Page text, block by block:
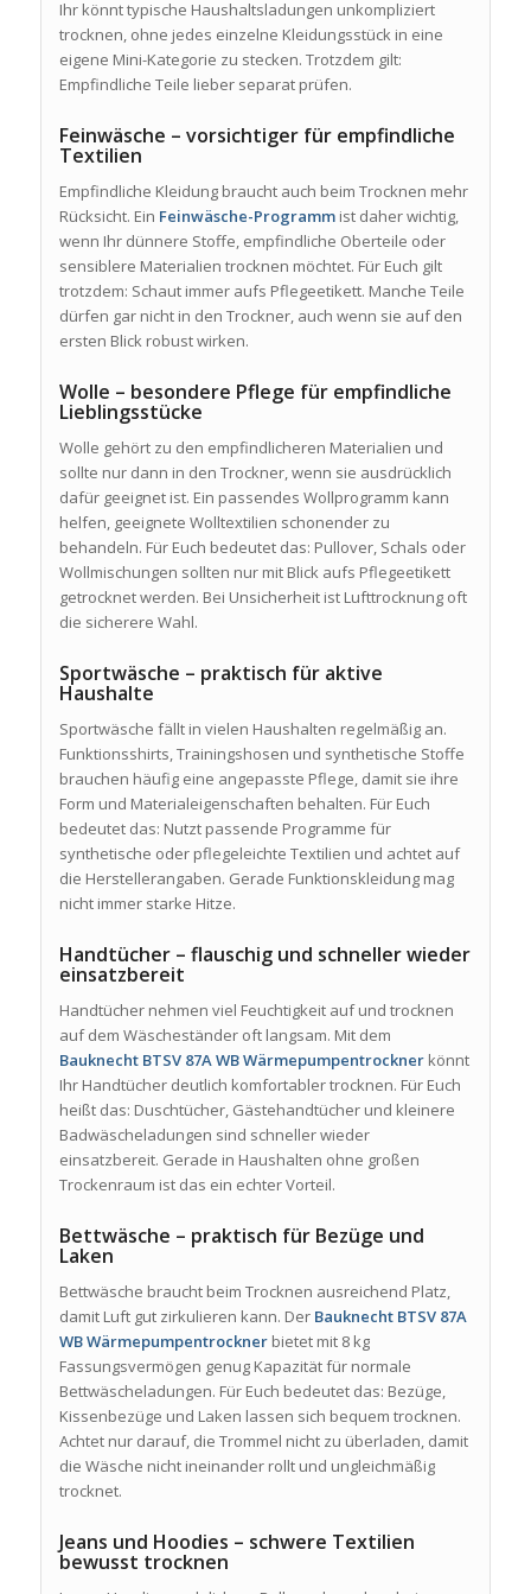
Ihr könnt typische Haushaltsladungen unkompliziert
trocknen, ohne jedes einzelne Kleidungsstück in eine
eigene Mini-Kategorie zu stecken. Trotzdem gilt:
Empfindliche Teile lieber separat prüfen.
Feinwäsche – vorsichtiger für empfindliche
Textilien
Empfindliche Kleidung braucht auch beim Trocknen mehr
Rücksicht. Ein Feinwäsche-Programmist daher wichtig,
wenn Ihr dünnere Stoffe, empfindliche Oberteile oder
sensiblere Materialien trocknen möchtet. Für Euch gilt
trotzdem: Schaut immer aufs Pflegeetikett. Manche Teile
dürfen gar nicht in den Trockner, auch wenn sie auf den
ersten Blick robust wirken.
Wolle – besondere Pflege für empfindliche
Lieblingsstücke
Wolle gehört zu den empfindlicheren Materialien und
sollte nur dann in den Trockner, wenn sie ausdrücklich
dafür geeignet ist. Ein passendes Wollprogramm kann
helfen, geeignete Wolltextilien schonender zu
behandeln. Für Euch bedeutet das: Pullover, Schals oder
Wollmischungen sollten nur mit Blick aufs Pflegeetikett
getrocknet werden. Bei Unsicherheit ist Lufttrocknung oft
die sicherere Wahl.
Sportwäsche – praktisch für aktive
Haushalte
Sportwäsche fällt in vielen Haushalten regelmäßig an.
Funktionsshirts, Trainingshosen und synthetische Stoffe
brauchen häufig eine angepasste Pflege, damit sie ihre
Form und Materialeigenschaften behalten. Für Euch
bedeutet das: Nutzt passende Programme für
synthetische oder pflegeleichte Textilien und achtet auf
die Herstellerangaben. Gerade Funktionskleidung mag
nicht immer starke Hitze.
Handtücher – flauschig und schneller wieder
einsatzbereit
Handtücher nehmen viel Feuchtigkeit auf und trocknen
auf dem Wäscheständer oft langsam. Mit dem
Bauknecht BTSV 87A WB Wärmepumpentrocknerkönnt
Ihr Handtücher deutlich komfortabler trocknen. Für Euch
heißt das: Duschtücher, Gästehandtücher und kleinere
Badwäscheladungen sind schneller wieder
einsatzbereit. Gerade in Haushalten ohne großen
Trockenraum ist das ein echter Vorteil.
Bettwäsche – praktisch für Bezüge und
Laken
Bettwäsche braucht beim Trocknen ausreichend Platz,
damit Luft gut zirkulieren kann. Der Bauknecht BTSV 87A
WB Wärmepumpentrocknerbietet mit 8 kg
Fassungsvermögen genug Kapazität für normale
Bettwäscheladungen. Für Euch bedeutet das: Bezüge,
Kissenbezüge und Laken lassen sich bequem trocknen.
Achtet nur darauf, die Trommel nicht zu überladen, damit
die Wäsche nicht ineinander rollt und ungleichmäßig
trocknet.
Jeans und Hoodies – schwere Textilien
bewusst trocknen